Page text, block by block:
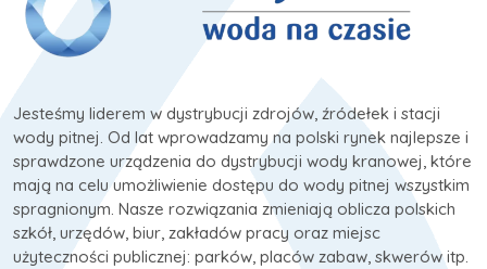
Jesteśmy liderem w dystrybucji zdrojów, źródełek i stacji
wody pitnej. Od lat wprowadzamy na polski rynek najlepsze i
sprawdzone urządzenia do dystrybucji wody kranowej, które
mają na celu umożliwienie dostępu do wody pitnej wszystkim
spragnionym. Nasze rozwiązania zmieniają oblicza polskich
szkół, urzędów, biur, zakładów pracy oraz miejsc
użyteczności publicznej: parków, placów zabaw, skwerów itp.